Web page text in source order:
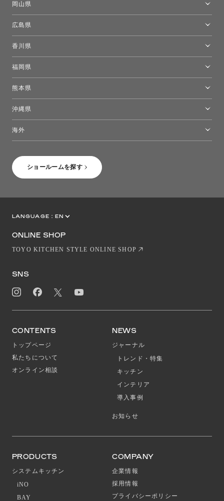
ショールームを探す
岡山県
広島県
香川県
福岡県
熊本県
沖縄県
海外
LANGUAGE : EN
ONLINE SHOP
TOYO KITCHEN STYLE ONLINE SHOP
SNS
CONTENTS
トップページ
私たちについて
オンライン相談
NEWS
ジャーナル
トレンド・特集
キッチン
インテリア
導入事例
お知らせ
PRODUCTS
システムキッチン
iNO
BAY
COMPANY
企業情報
採用情報
プライバシーポリシー